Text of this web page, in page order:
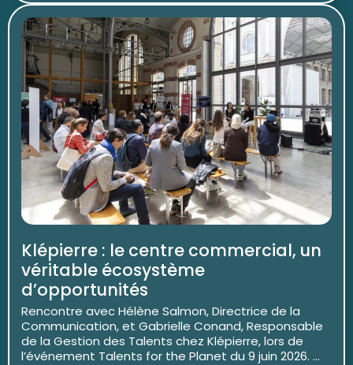
Klépierre : le centre commercial, un
véritable écosystème
d’opportunités
Rencontre avec Hélène Salmon, Directrice de la
Communication, et Gabrielle Conand, Responsable
de la Gestion des Talents chez Klépierre, lors de
l’événement Talents for the Planet du 9 juin 2026. ...